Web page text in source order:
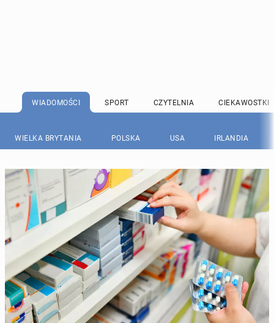
WIADOMOŚCI SPORT CZYTELNIA CIEKAWOSTKI
WIELKA BRYTANIA POLSKA USA IRLANDIA